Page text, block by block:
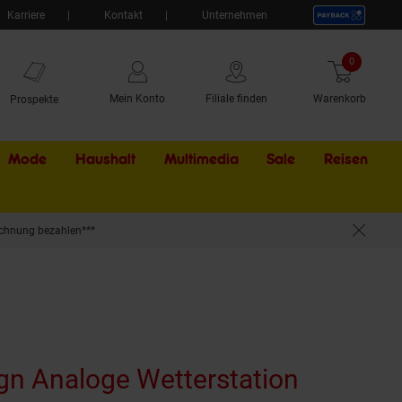
Karriere Kontakt Unternehmen
Prospekte Mein Konto Filiale finden Warenkorb
0 Artikel
Mode Haushalt Multimedia Sale Externer
Reisen
bezahlen***